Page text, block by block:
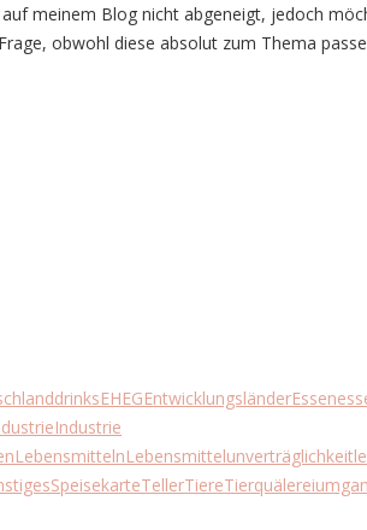
meinem Blog nicht abgeneigt, jedoch
obwohl diese absolut zum Thema
drinksEHEGEntwicklungsländerEssen
Industrie
LebensmittelnLebensmittelunverträglichkeit
SpeisekarteTellerTiereTierquälerei